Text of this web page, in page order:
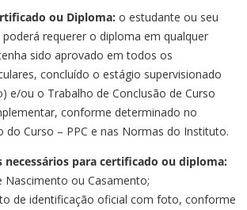
ou Diploma:o estudante ou seu
requerer o diploma em qualquer
sido aprovado em todos os
concluído o estágio supervisionado
e/ou o Trabalho de Conclusão de Curso
conforme determinado no
do Curso – PPC e nas Normas do Instituto.
necessários para certificado ou diploma:
Nascimento ou Casamento;
de identificação oficial com foto, conforme